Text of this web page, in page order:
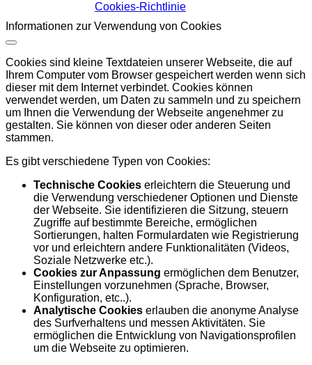
Cookies-Richtlinie
Informationen zur Verwendung von Cookies
Cookies sind kleine Textdateien unserer Webseite, die auf
Ihrem Computer vom Browser gespeichert werden wenn sich
dieser mit dem Internet verbindet. Cookies können
verwendet werden, um Daten zu sammeln und zu speichern
um Ihnen die Verwendung der Webseite angenehmer zu
gestalten. Sie können von dieser oder anderen Seiten
stammen.
Es gibt verschiedene Typen von Cookies:
Technische Cookies erleichtern die Steuerung und
die Verwendung verschiedener Optionen und Dienste
der Webseite. Sie identifizieren die Sitzung, steuern
Zugriffe auf bestimmte Bereiche, ermöglichen
Sortierungen, halten Formulardaten wie Registrierung
vor und erleichtern andere Funktionalitäten (Videos,
Soziale Netzwerke etc.).
Cookies zur Anpassung ermöglichen dem Benutzer,
Einstellungen vorzunehmen (Sprache, Browser,
Konfiguration, etc..).
Analytische Cookies erlauben die anonyme Analyse
des Surfverhaltens und messen Aktivitäten. Sie
ermöglichen die Entwicklung von Navigationsprofilen
um die Webseite zu optimieren.